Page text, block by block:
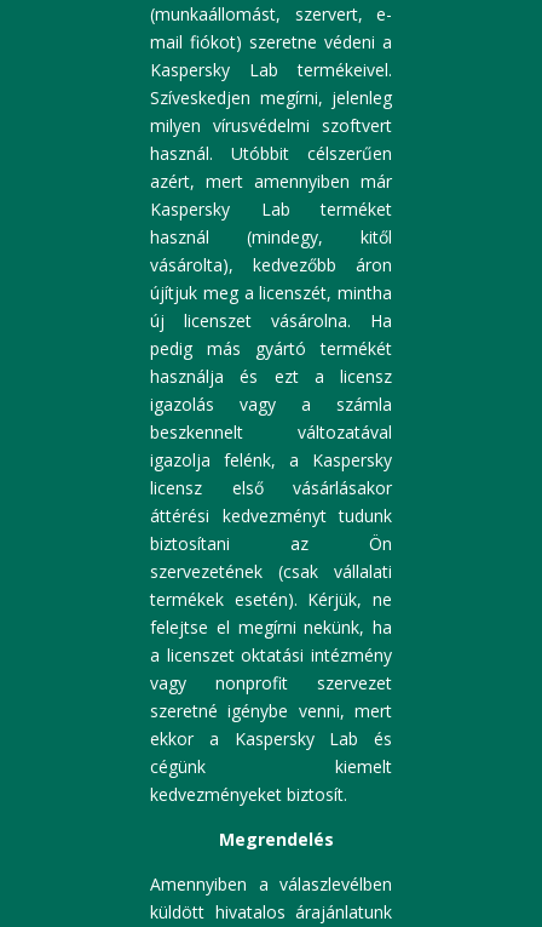
(munkaállomást, szervert, e-
mail fiókot) szeretne védeni a
Kaspersky Lab termékeivel.
Szíveskedjen megírni, jelenleg
milyen vírusvédelmi szoftvert
használ. Utóbbit célszerűen
azért, mert amennyiben már
Kaspersky Lab terméket
használ (mindegy, kitől
vásárolta), kedvezőbb áron
újítjuk meg a licenszét, mintha
új licenszet vásárolna. Ha
pedig más gyártó termékét
használja és ezt a licensz
igazolás vagy a számla
beszkennelt változatával
igazolja felénk, a Kaspersky
licensz első vásárlásakor
áttérési kedvezményt tudunk
biztosítani az Ön
szervezetének (csak vállalati
termékek esetén). Kérjük, ne
felejtse el megírni nekünk, ha
a licenszet oktatási intézmény
vagy nonprofit szervezet
szeretné igénybe venni, mert
ekkor a Kaspersky Lab és
cégünk kiemelt
kedvezményeket biztosít.
Megrendelés
Amennyiben a válaszlevélben
küldött hivatalos árajánlatunk